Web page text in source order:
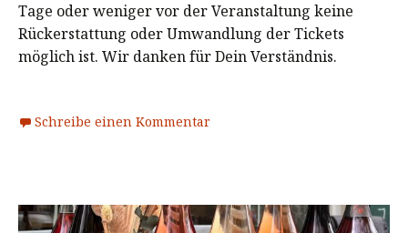
Tage oder weniger vor der Veranstaltung keine
Rückerstattung oder Umwandlung der Tickets
möglich ist. Wir danken für Dein Verständnis.
Schreibe einen Kommentar